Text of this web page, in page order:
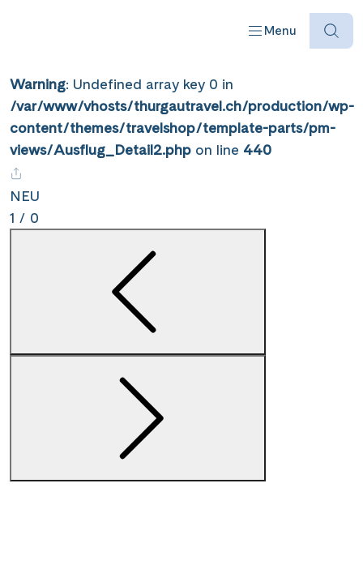
Menu
Offres
Destinations
Mentions légales
### HEADLINE_DEFAULT DOES NOT EXIST IN OBJECT TYPE
Warning: Undefined array key 0 in
/var/www/vhosts/thurgautravel.ch/production/wp-
content/themes/travelshop/template-parts/pm-
views/Ausflug_Detail2.php on line 440
NEU
1 / 0